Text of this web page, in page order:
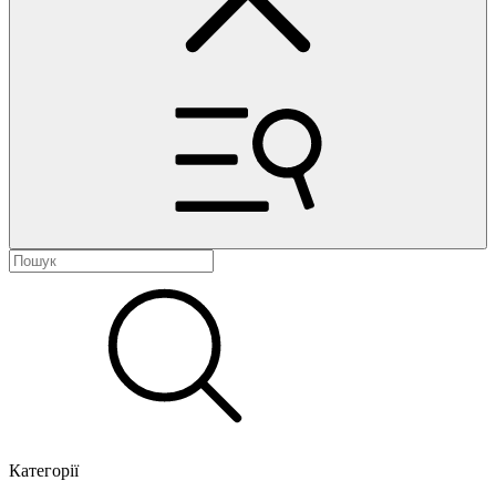
Категорії